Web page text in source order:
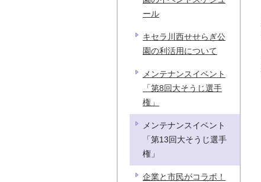
ール
キセラ川西せせらぎ公
園の利活用について
メンテナンスイベント
「第8回大そうじ選手
権」
メンテナンスイベント
「第13回大そうじ選手
権」
企業と市民がコラボ！